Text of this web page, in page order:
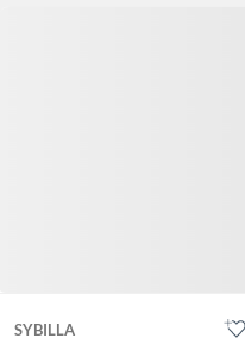
SYBILLA